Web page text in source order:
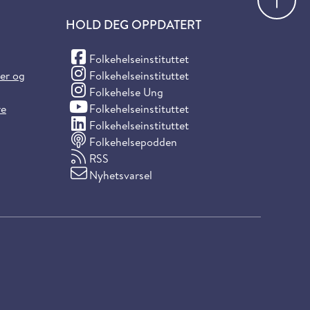
og
HOLD DEG OPPDATERT
Folkehelseinstituttet
(Facebook)
Folkehelseinstituttet
(Instagram)
Folkehelse Ung
(Instagram)
Folkehelseinstituttet
(YouTube)
Folkehelseinstituttet
(LinkedIn)
Folkehelsepodden
RSS
Nyhetsvarsel